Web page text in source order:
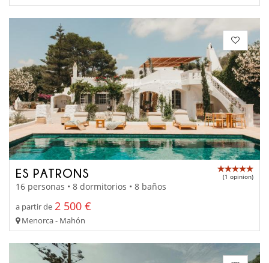
ES PATRONS (1 opinion)
16 personas • 8 dormitorios • 8 baños
a partir de 2 500 €
Menorca - Mahón